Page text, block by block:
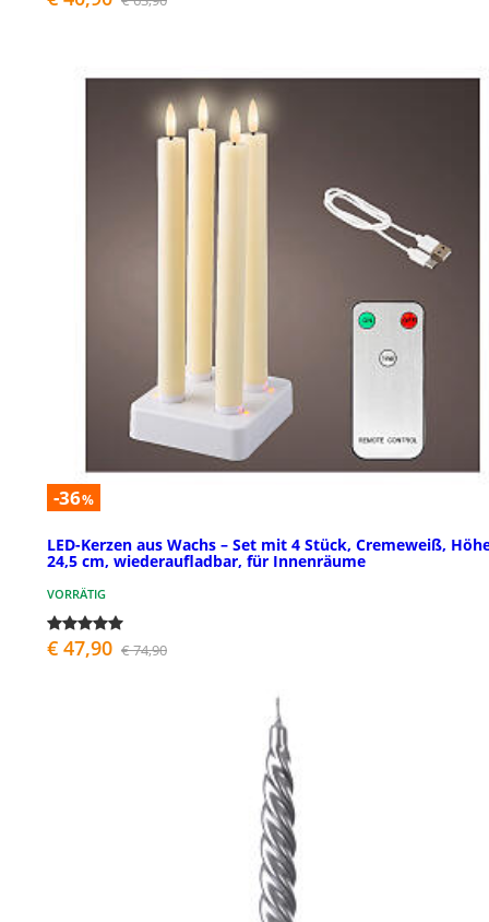
-36%
LED-Kerzen aus Wachs – Set mit 4 Stück, Cremeweiß,
24,5 cm, wiederaufladbar, für Innenräume
VORRÄTIG
€ 47,90 € 74,90